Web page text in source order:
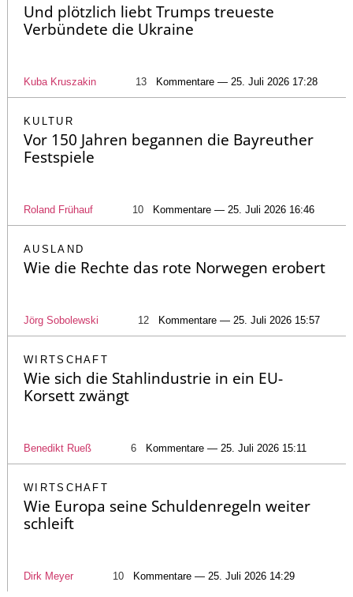
Und plötzlich liebt Trumps treueste
Verbündete die Ukraine
Kuba Kruszakin 13 Kommentare — 25. Juli 2026 17:28
KULTUR
Vor 150 Jahren begannen die Bayreuther
Festspiele
Roland Frühauf 10 Kommentare — 25. Juli 2026 16:46
AUSLAND
Wie die Rechte das rote Norwegen erobert
Jörg Sobolewski 12 Kommentare — 25. Juli 2026 15:57
WIRTSCHAFT
Wie sich die Stahlindustrie in ein EU-
Korsett zwängt
Benedikt Rueß 6 Kommentare — 25. Juli 2026 15:11
WIRTSCHAFT
Wie Europa seine Schuldenregeln weiter
schleift
Dirk Meyer 10 Kommentare — 25. Juli 2026 14:29